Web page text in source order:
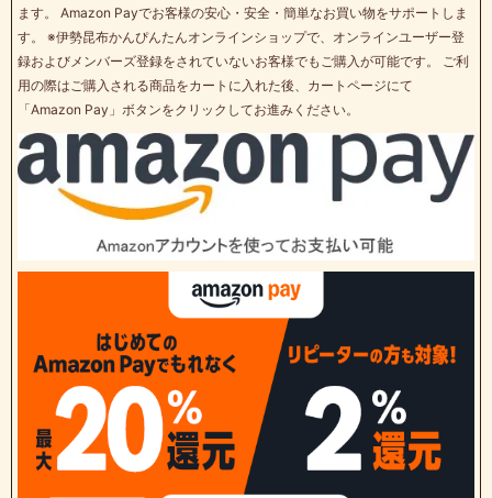
ます。 Amazon Payでお客様の安心・安全・簡単なお買い物をサポートしま
す。 ※伊勢昆布かんぴんたんオンラインショップで、オンラインユーザー登
録およびメンバーズ登録をされていないお客様でもご購入が可能です。 ご利
用の際はご購入される商品をカートに入れた後、カートページにて
「Amazon Pay」ボタンをクリックしてお進みください。